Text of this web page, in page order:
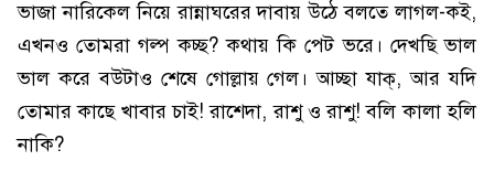
ভাজা নারিকেল নিয়ে রান্নাঘরের দাবায় উঠে বলতে লাগল-কই,
এখনও তোমরা গল্প কচ্ছ? কথায় কি পেট ভরে। দেখছি ভাল
ভাল করে বউটাও শেষে গোল্লায় গেল। আচ্ছা যাক্, আর যদি
তোমার কাছে খাবার চাই! রাশেদা, রাশু ও রাশু! বলি কালা হলি
নাকি?